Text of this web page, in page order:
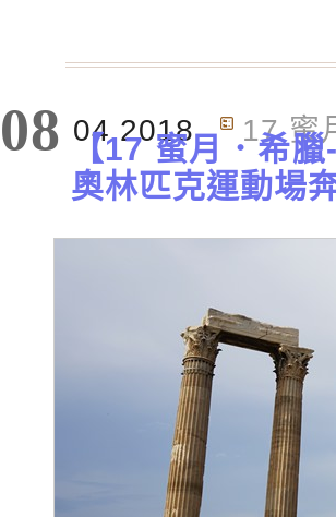
08 04.2018 17 蜜
【17 蜜月．希
奧林匹克運動場